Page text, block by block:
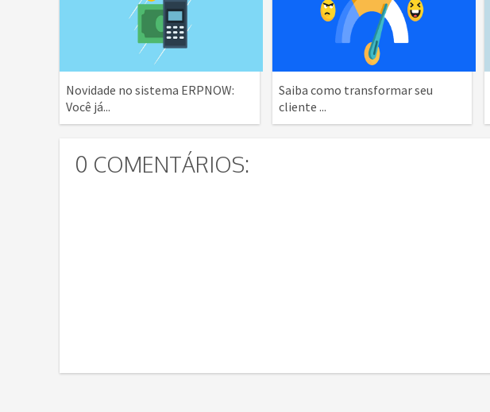
Novidade no sistema ERPNOW:
Você já...
Saiba como transformar seu
cliente ...
0 COMENTÁRIOS: